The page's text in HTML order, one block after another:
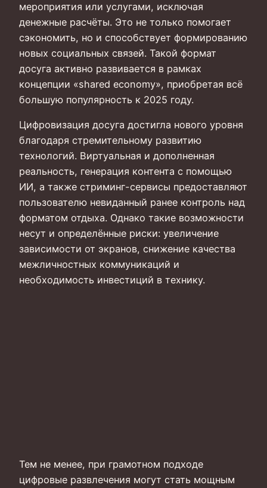
мероприятия или услугами, исключая
денежные расчёты. Это не только помогает
сэкономить, но и способствует формированию
новых социальных связей. Такой формат
досуга активно развивается в рамках
концепции «shared economy», приобретая всё
большую популярность к 2025 году.
Цифровизация досуга достигла нового уровня
благодаря стремительному развитию
технологий. Виртуальная и дополненная
реальность, генерация контента с помощью
ИИ, а также стриминг-сервисы предоставляют
пользователю невиданный ранее контроль над
форматом отдыха. Однако такие возможности
несут и определённые риски: увеличение
зависимости от экранов, снижение качества
межличностных коммуникаций и
необходимость инвестиций в технику.
Тем не менее, при грамотном подходе
цифровые развлечения могут стать мощным